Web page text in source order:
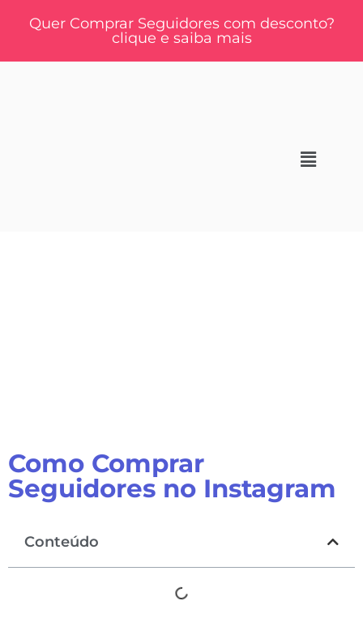
Quer Comprar Seguidores com desconto?
clique e saiba mais
Como Comprar
Seguidores no Instagram
Conteúdo